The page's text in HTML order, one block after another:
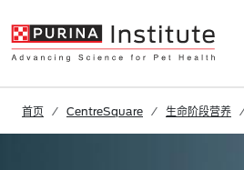
首页 CentreSquare 生命阶段营养